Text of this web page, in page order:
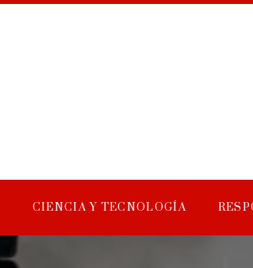
CIENCIA Y TECNOLOGÍA